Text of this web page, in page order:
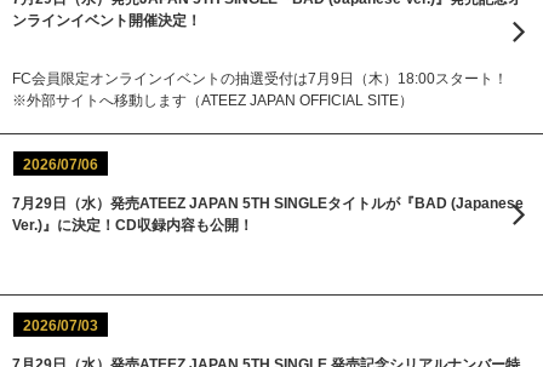
ンラインイベント開催決定！
FC会員限定オンラインイベントの抽選受付は7月9日（木）18:00スタート！
※外部サイトへ移動します（ATEEZ JAPAN OFFICIAL SITE）
2026/07/06
7月29日（水）発売ATEEZ JAPAN 5TH SINGLEタイトルが『BAD (Japanese
Ver.)』に決定！CD収録内容も公開！
2026/07/03